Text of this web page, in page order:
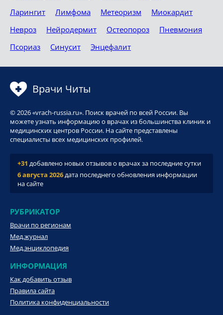
Ларингит
Лимфома Метеоризм
Миокардит
Невроз
Нейродермит Остеопороз
Пневмония
Псориаз
Синусит Энцефалит
Врачи Читы
© 2026 «vrach-russia.ru». Поиск врачей по всей России. Вы
можете узнать информацию о врачах из большинства клиник и
медицинских центров России. На сайте представлены
специалисты всех медицинских профилей.
+31 добавлено новых отзывов о врачах за последние сутки
6 августа 2026дата последнего обновления информации
на сайте
РУБРИКАТОР
Врачи по регионам
Мед.журнал
Мед.энциклопедия
ИНФОРМАЦИЯ
Как добавить отзыв
Правила сайта
Политика конфиденциальности